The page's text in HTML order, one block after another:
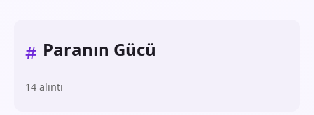
# Paranın Gücü
14 alıntı